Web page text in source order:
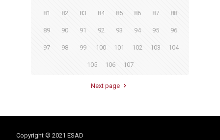
81 82 83 84 85 86 87 88
89 90 91 92 93 94 95 96
97 98 99 100 101 102 103 104
105 106 107
Next page
Copyright © 2021 ESAD